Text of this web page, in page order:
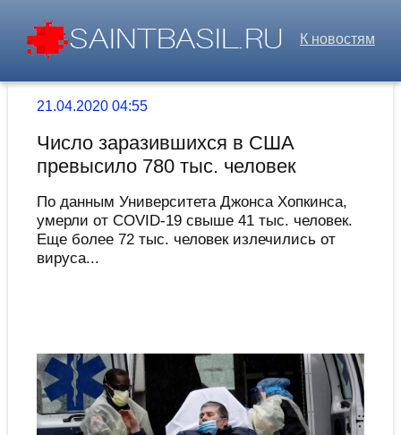
К новостям
21.04.2020 04:55
Число заразившихся в США
превысило 780 тыс. человек
По данным Университета Джонса Хопкинса,
умерли от COVID-19 свыше 41 тыс. человек.
Еще более 72 тыс. человек излечились от
вируса...